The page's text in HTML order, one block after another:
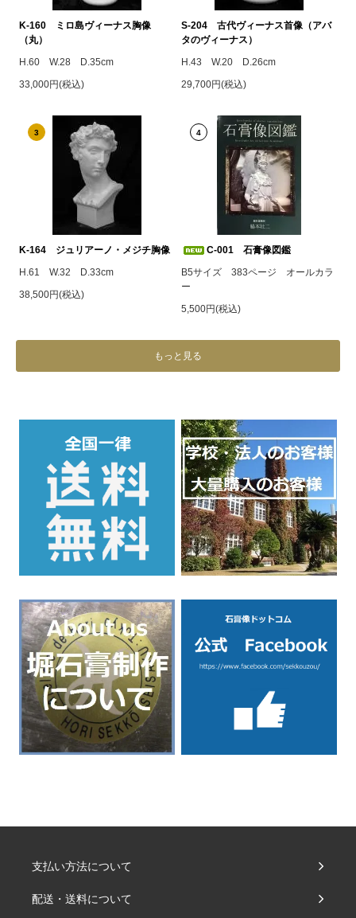
K-160 ミロ島ヴィーナス胸像
（丸）
H.60 W.28 D.35cm
33,000円(税込)
S-204 古代ヴィーナス首像（アバ
タのヴィーナス）
H.43 W.20 D.26cm
29,700円(税込)
3
K-164 ジュリアーノ・メジチ胸像
H.61 W.32 D.33cm
38,500円(税込)
4
C-001 石膏像図鑑
B5サイズ 383ページ オールカラ
ー
5,500円(税込)
もっと見る
支払い方法について
配送・送料について